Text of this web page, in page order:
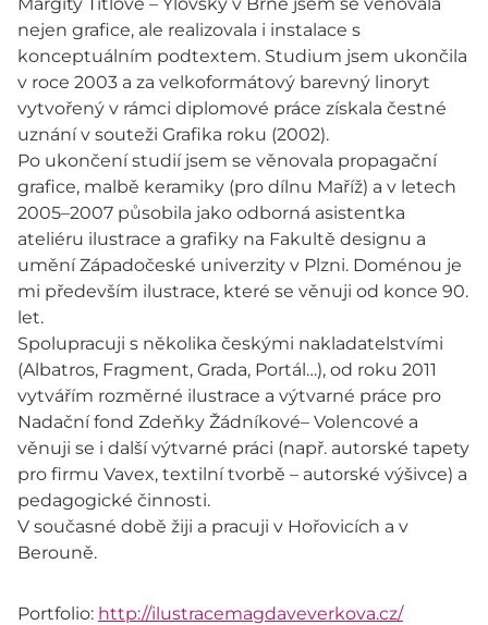
nejen grafice, ale realizovala i instalace s
konceptuálním podtextem. Studium jsem ukončila
v roce 2003 a za velkoformátový barevný linoryt
vytvořený v rámci diplomové práce získala čestné
uznání v souteži Grafika roku (2002).
Po ukončení studií jsem se věnovala propagační
grafice, malbě keramiky (pro dílnu Maříž) a v letech
2005–2007 působila jako odborná asistentka
ateliéru ilustrace a grafiky na Fakultě designu a
umění Západočeské univerzity v Plzni. Doménou je
mi především ilustrace, které se věnuji od konce 90.
let.
Spolupracuji s několika českými nakladatelstvími
(Albatros, Fragment, Grada, Portál…), od roku 2011
vytvářím rozměrné ilustrace a výtvarné práce pro
Nadační fond Zdeňky Žádníkové– Volencové a
věnuji se i další výtvarné práci (např. autorské tapety
pro firmu Vavex, textilní tvorbě – autorské výšivce) a
pedagogické činnosti.
V současné době žiji a pracuji v Hořovicích a v
Berouně.
Portfolio: http://ilustracemagdaveverkova.cz/